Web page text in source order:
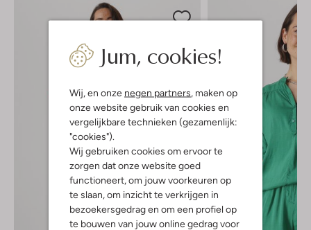
Jum, cookies!
Wij, en onze negen partners, maken op
onze website gebruik van cookies en
vergelijkbare technieken (gezamenlijk:
"cookies").
Wij gebruiken cookies om ervoor te
zorgen dat onze website goed
functioneert, om jouw voorkeuren op
te slaan, om inzicht te verkrijgen in
bezoekersgedrag en om een profiel op
te bouwen van jouw online gedrag voor